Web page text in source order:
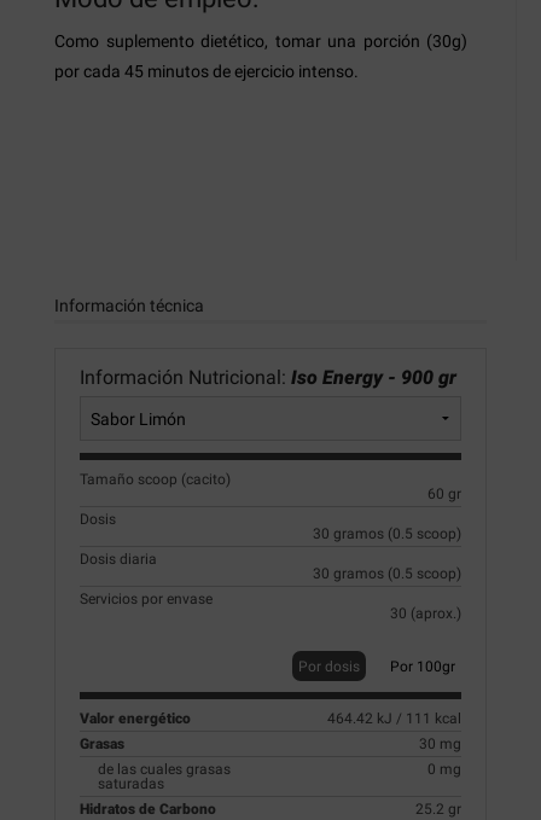
Como suplemento dietético, tomar una porción (30g)
por cada 45 minutos de ejercicio intenso.
Información técnica
Información Nutricional: Iso Energy - 900 gr
Tamaño scoop (cacito)
60 gr
Dosis
30 gramos (0.5 scoop)
Dosis diaria
30 gramos (0.5 scoop)
Servicios por envase
30 (aprox.)
Por dosis Por 100gr
Valor energético
464.42 kJ / 111 kcal
Grasas
30 mg
de las cuales grasas
saturadas
0 mg
Hidratos de Carbono
25.2 gr